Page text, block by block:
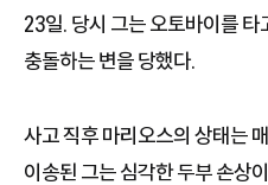
23일. 당시 그는 오토바이를
충돌하는 변을 당했다.
사고 직후 마리오스의 상태는
이송된 그는 심각한 두부 손상